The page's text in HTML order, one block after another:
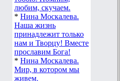
любим, скучаем.
* Нина Москалева.
Наша жизнь
принадлежит только
нам и Творцу! Вместе
прославим Бога!
* Нина Москалева.
Мир, в котором мы
живем.